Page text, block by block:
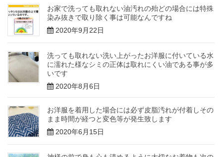
お家で洗っても取れない油汚れの殆どの場合には特殊
染み抜きで取り除く事は可能なんですね
2020年9月22日
洗っても取れない洗い上がったお洋服に付いている水
に濡れた様なシミの正体は取れにくい油である事が多
いです
2020年8月6日
お洋服を着用した場合には必ず皮脂汚れが付着しその
まま時間が経つと変色等が発生致します
2020年6月15日